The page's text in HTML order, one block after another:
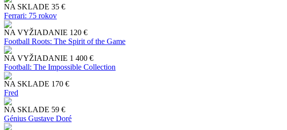
NA SKLADE 35 €
Ferrari: 75 rokov
NA VYŽIADANIE 120 €
Football Roots: The Spirit of the Game
NA VYŽIADANIE 1 400 €
Football: The Impossible Collection
NA SKLADE 170 €
Fred
NA SKLADE 59 €
Génius Gustave Doré